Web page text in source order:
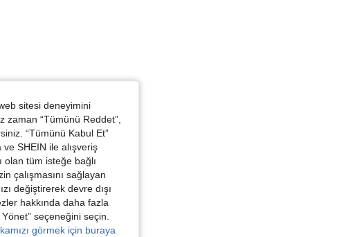
Orta Yıkama, Boyut: 14Y
sitesi deneyimini
“Tümünü Reddet”,
“Tümünü Kabul Et”
SHEIN ile alışveriş
olan tüm isteğe bağlı
çalışmasını sağlayan
değiştirerek devre dışı
hakkında daha fazla
seçeneğini seçin.
görmek için buraya